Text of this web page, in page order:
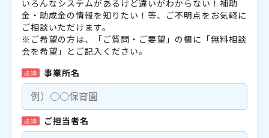
いろんなシステムがあるけど違いがわからない！補助
金・助成金の情報を知りたい！等、ご不明点をお気軽に
ご相談いただけます。
※ご希望の方は、「ご質問・ご要望」の欄に「無料相談
会を希望」とご記入ください。
必須 事業所名
必須 ご担当者名